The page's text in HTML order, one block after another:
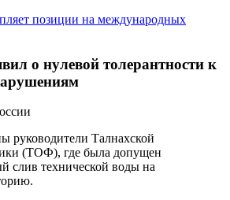
позиции на международных
о нулевой толерантности к
руководители Талнахской
(ТОФ), где была допущен
слив технической воды на